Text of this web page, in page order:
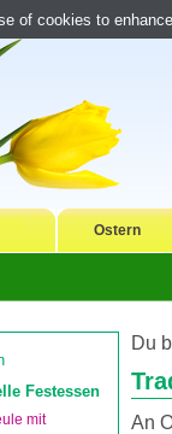
Ostern
Festessen
mit
Du
An
of cookies to